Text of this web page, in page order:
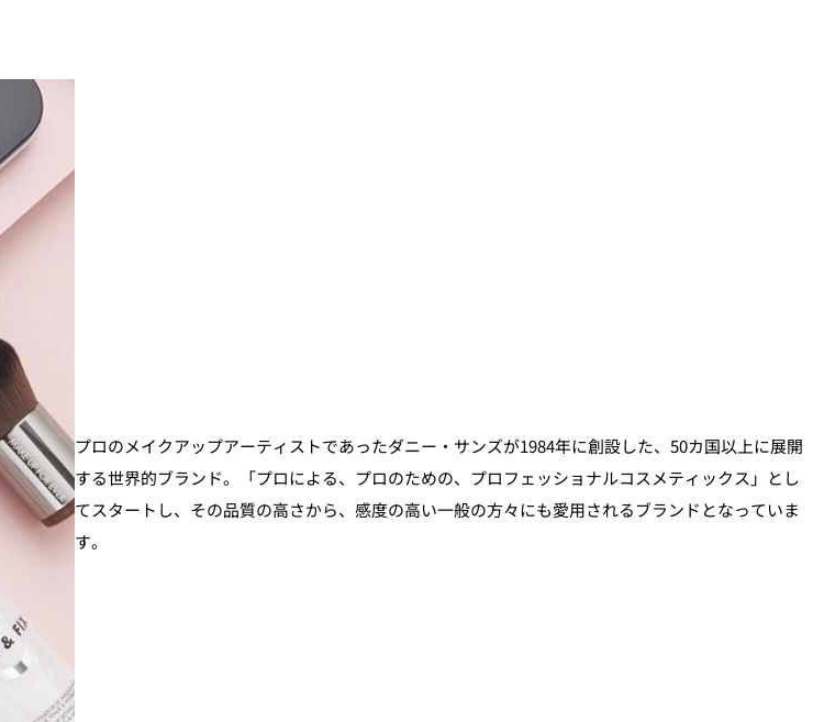
プロのメイクアップアーティストであったダニー・サンズが1984年に創設した、50カ国以上に展開
する世界的ブランド。「プロによる、プロのための、プロフェッショナルコスメティックス」とし
てスタートし、その品質の高さから、感度の高い一般の方々にも愛用されるブランドとなっていま
す。